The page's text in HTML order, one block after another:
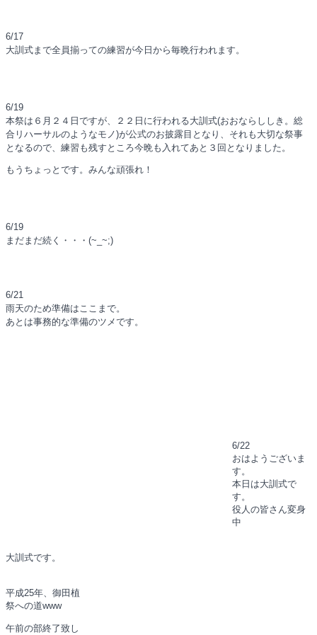
6/17
大訓式まで全員揃っての練習が今日から毎晩行われます。
6/19
本祭は６月２４日ですが、２２日に行われる大訓式(おおならししき。総
合リハーサルのようなモノ)が公式のお披露目となり、それも大切な祭事
となるので、練習も残すところ今晩も入れてあと３回となりました。
もうちょっとです。みんな頑張れ！
6/19
まだまだ続く・・・(~_~;)
6/21
雨天のため準備はここまで。
あとは事務的な準備のツメです。
6/22
おはようございま
す。
本日は大訓式で
す。
役人の皆さん変身
中
大訓式です。
平成25年、御田植
祭への道www
午前の部終了致し